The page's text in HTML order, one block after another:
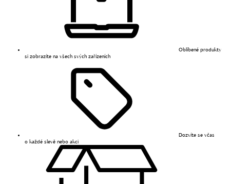
Oblíbené produkty
si zobrazíte na všech svých zařízeních
Dozvíte se včas
o každé slevě nebo akci